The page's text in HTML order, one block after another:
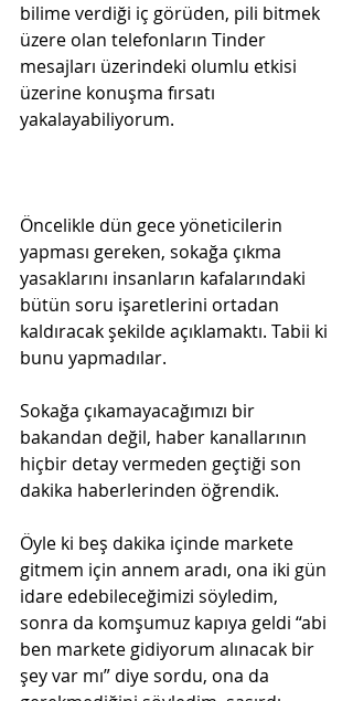
bilime verdiği iç görüden, pili bitmek
üzere olan telefonların Tinder
mesajları üzerindeki olumlu etkisi
üzerine konuşma fırsatı
yakalayabiliyorum.
Öncelikle dün gece yöneticilerin
yapması gereken, sokağa çıkma
yasaklarını insanların kafalarındaki
bütün soru işaretlerini ortadan
kaldıracak şekilde açıklamaktı. Tabii ki
bunu yapmadılar.
Sokağa çıkamayacağımızı bir
bakandan değil, haber kanallarının
hiçbir detay vermeden geçtiği son
Öyle ki beş dakika içinde markete
gitmem için annem aradı, ona iki gün
idare edebileceğimizi söyledim,
sonra da komşumuz kapıya geldi “abi
ben markete gidiyorum alınacak bir
şey var mı” diye sordu, ona da